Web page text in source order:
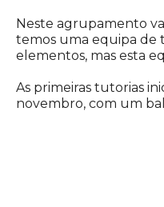
Neste agrupamento
temos uma equipa de
elementos, mas esta
As primeiras tutorias
novembro, com um